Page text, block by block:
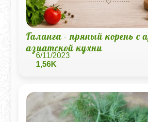
Галанга - пряный корень
азиатской кухни
6/11/2023
1,56K